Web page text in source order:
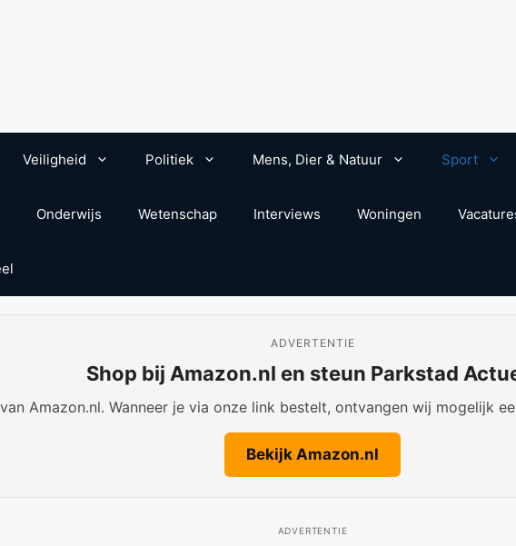
Veiligheid Politiek Mens, Dier & Natuur Sport
Onderwijs Wetenschap Interviews Woningen
ADVERTENTIE
Shop bij Amazon.nl en steun Parkstad
Amazon.nl. Wanneer je via onze link bestelt, ontvangen wij mogelijk
Bekijk Amazon.nl
ADVERTENTIE